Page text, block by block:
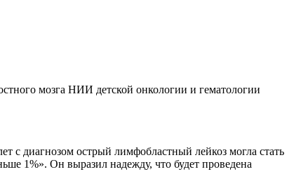
мозга НИИ детской онкологии и гематологии
с диагнозом острый лимфобластный лейкоз могла стать
1%». Он выразил надежду, что будет проведена